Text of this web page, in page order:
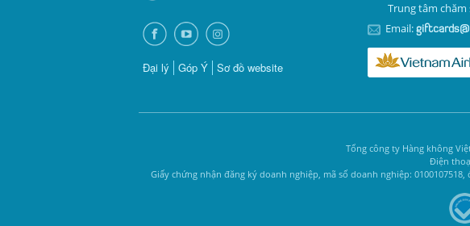
Đại lý Góp Ý Sơ đồ website
Trung tâm chăm
Email:
Tổng công ty Hàng không
Điện
Giấy chứng nhận đăng ký doanh nghiệp, mã số doanh nghiệp: